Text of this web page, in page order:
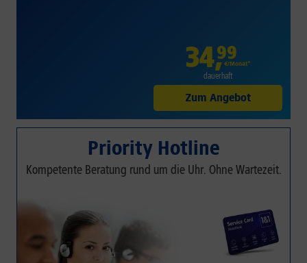
34,99
€/Monat*
dauerhaft
Zum Angebot
Priority Hotline
Kompetente Beratung rund um die Uhr. Ohne Wartezeit.